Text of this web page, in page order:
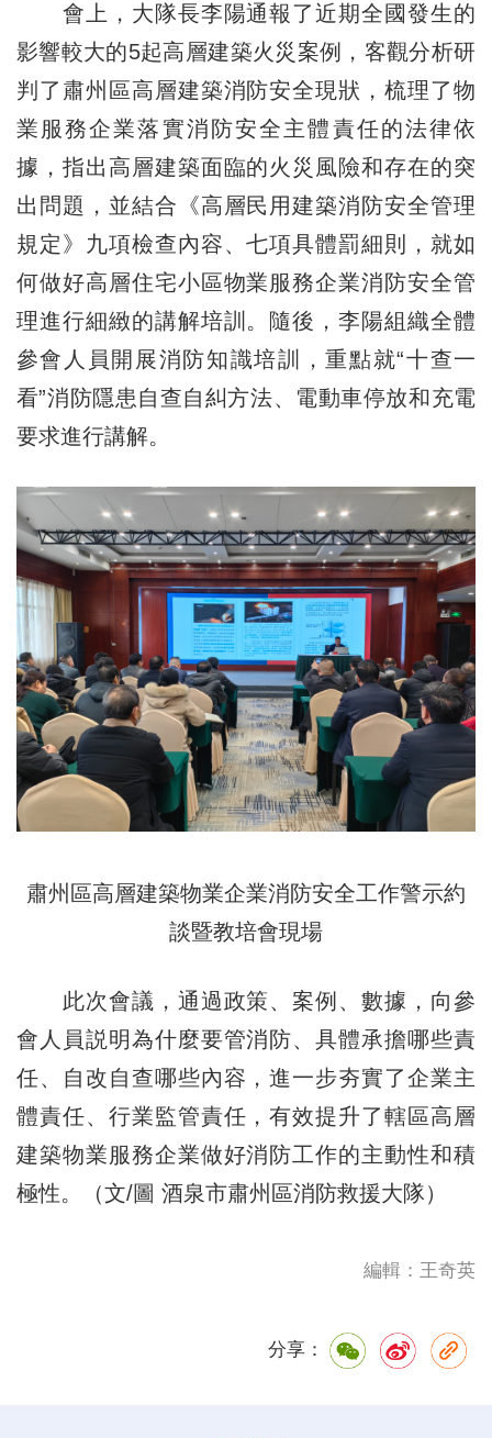
會上，大隊長李陽通報了近期全國發生的
影響較大的5起高層建築火災案例，客觀分析研
判了肅州區高層建築消防安全現狀，梳理了物
業服務企業落實消防安全主體責任的法律依
據，指出高層建築面臨的火災風險和存在的突
出問題，並結合《高層民用建築消防安全管理
規定》九項檢查內容、七項具體罰細則，就如
何做好高層住宅小區物業服務企業消防安全管
理進行細緻的講解培訓。隨後，李陽組織全體
參會人員開展消防知識培訓，重點就“十查一
看”消防隱患自查自糾方法、電動車停放和充電
要求進行講解。
肅州區高層建築物業企業消防安全工作警示約
談暨教培會現場
此次會議，通過政策、案例、數據，向參
會人員説明為什麼要管消防、具體承擔哪些責
任、自改自查哪些內容，進一步夯實了企業主
體責任、行業監管責任，有效提升了轄區高層
建築物業服務企業做好消防工作的主動性和積
極性。（文/圖 酒泉市肅州區消防救援大隊）
編輯：王奇英
分享：